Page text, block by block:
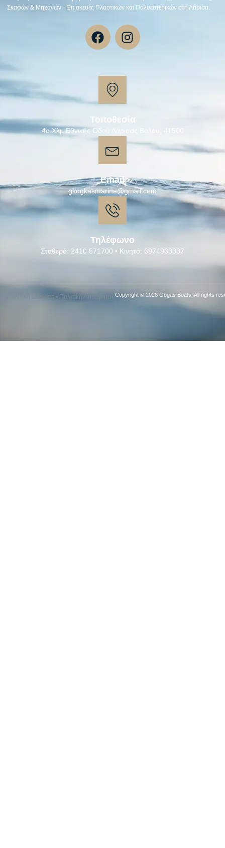
Σκαφών & Μηχανών · Επισκευές Πλαστικών και Πολυεστερικών στη Λάρισα.
Τοποθεσία
4ο Χλμ Εθνικής Οδού Λάρισας Βόλου, 41500
Email
gkogkasmarine@gmail.com
Τηλέφωνο
Σταθερό: 2410 571700 • Κινητό: 6974963337
Πολιτική Cookies • Πολιτική ΑπορρήτουCopyright © 2026 Gogas Boats, All rights